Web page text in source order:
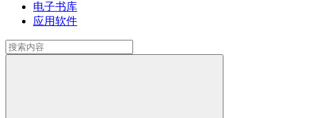
电子书库
应用软件